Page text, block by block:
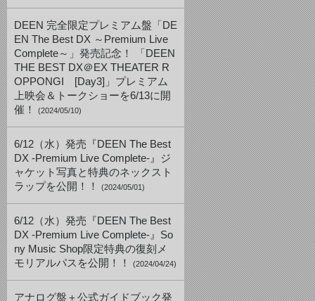
DEEN 完全限定プレミアム盤「DE
EN The Best DX ～Premium Live
Complete～」発売記念！ 「DEEN
THE BEST DX＠EX THEATER R
OPPONGI [Day3]」プレミアム
上映会＆トークショーを6/13に開
催！
(2024/05/10)
6/12（水）発売『DEEN The Best
DX -Premium Live Complete-』ジ
ャケット写真と特典のネックスト
ラップを公開！！
(2024/05/01)
6/12（水）発売『DEEN The Best
DX -Premium Live Complete-』So
ny Music Shop限定特典の復刻メ
モリアルパスを公開！！
(2024/04/24)
アナログ盤＋公式ガイドブック発